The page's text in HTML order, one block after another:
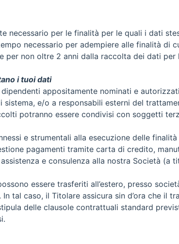
necessario per le finalità per le quali i dati
necessario per adempiere alle finalità di
non oltre 2 anni dalla raccolta dei dati per
i tuoi dati
appositamente nominati e
e/o a responsabili esterni del
potranno essere condivisi con soggetti
e strumentali alla esecuzione delle
pagamenti tramite carta di credito,
e consulenza alla nostra Società (a
essere trasferiti all’estero, presso
tal caso, il Titolare assicura sin d’ora che il
delle clausole contrattuali standard